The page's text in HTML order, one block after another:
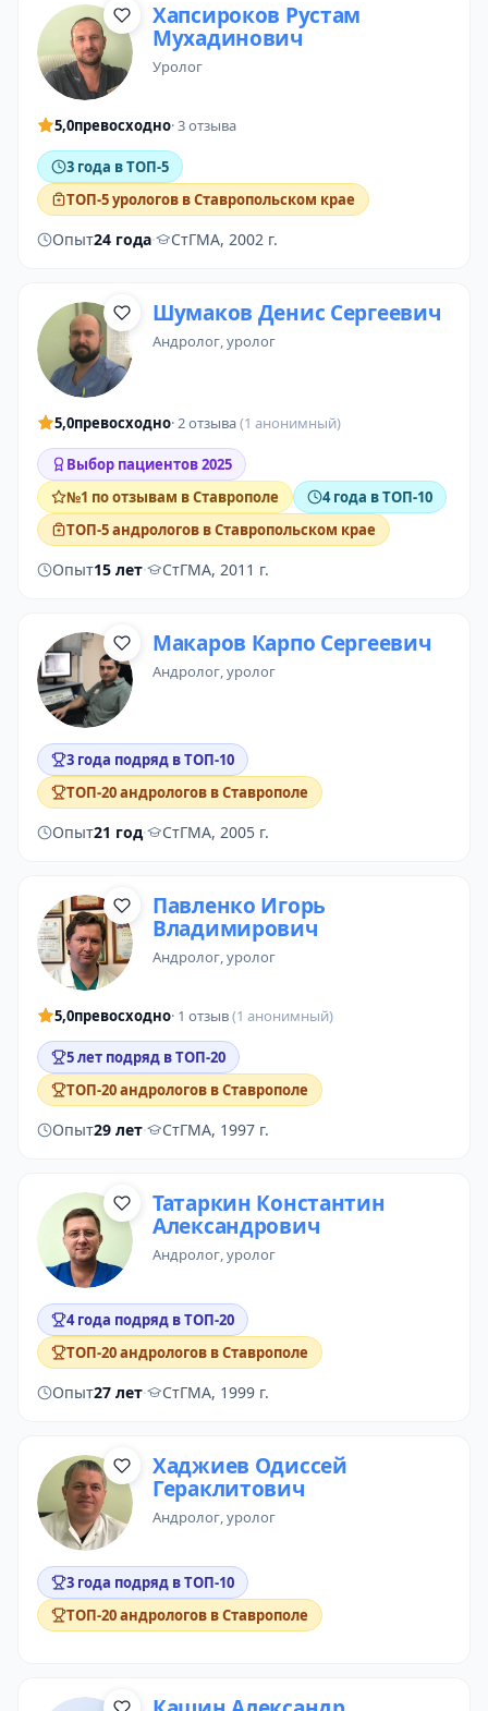
Хапсироков Рустам
Мухадинович
уролог
5,0превосходно· 3 отзыва
3 года в ТОП-5
ТОП-5 урологов в Ставропольском крае
Опыт24 года· СтГМА, 2002 г.
Шумаков Денис Сергеевич
андролог, уролог
5,0превосходно· 2 отзыва(1 анонимный)
Выбор пациентов 2025
№1 по отзывам в Ставрополе
4 года в ТОП-10
ТОП-5 андрологов в Ставропольском крае
Опыт15 лет· СтГМА, 2011 г.
Макаров Карпо Сергеевич
андролог, уролог
3 года подряд в ТОП-10
ТОП-20 андрологов в Ставрополе
Опыт21 год· СтГМА, 2005 г.
Павленко Игорь
Владимирович
андролог, уролог
5,0превосходно· 1 отзыв(1 анонимный)
5 лет подряд в ТОП-20
ТОП-20 андрологов в Ставрополе
Опыт29 лет· СтГМА, 1997 г.
Татаркин Константин
Александрович
андролог, уролог
4 года подряд в ТОП-20
ТОП-20 андрологов в Ставрополе
Опыт27 лет· СтГМА, 1999 г.
Хаджиев Одиссей
Гераклитович
андролог, уролог
3 года подряд в ТОП-10
ТОП-20 андрологов в Ставрополе